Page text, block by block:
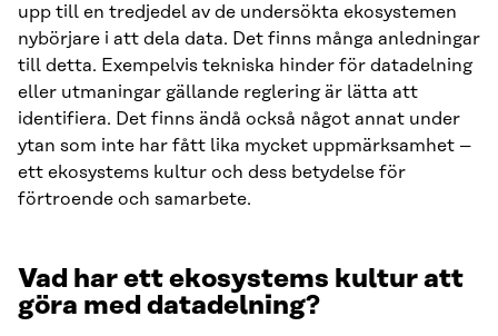
upp till en tredjedel av de undersökta ekosystemen
nybörjare i att dela data. Det finns många anledningar
till detta. Exempelvis tekniska hinder för datadelning
eller utmaningar gällande reglering är lätta att
identifiera. Det finns ändå också något annat under
ytan som inte har fått lika mycket uppmärksamhet –
ett ekosystems kultur och dess betydelse för
förtroende och samarbete.
Vad har ett ekosystems kultur att
göra med datadelning?